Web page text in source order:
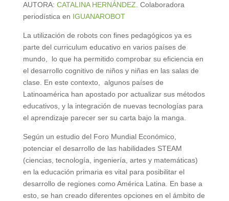
AUTORA: CATALINA HERNÁNDEZ. Colaboradora
periodística en IGUANAROBOT
La utilización de robots con fines pedagógicos ya es
parte del curriculum educativo en varios países de
mundo, lo que ha permitido comprobar su eficiencia en
el desarrollo cognitivo de niños y niñas en las salas de
clase. En este contexto, algunos países de
Latinoamérica han apostado por actualizar sus métodos
educativos, y la integración de nuevas tecnologías para
el aprendizaje parecer ser su carta bajo la manga.
Según un estudio del Foro Mundial Económico,
potenciar el desarrollo de las habilidades STEAM
(ciencias, tecnología, ingeniería, artes y matemáticas)
en la educación primaria es vital para posibilitar el
desarrollo de regiones como América Latina. En base a
esto, se han creado diferentes opciones en el ámbito de